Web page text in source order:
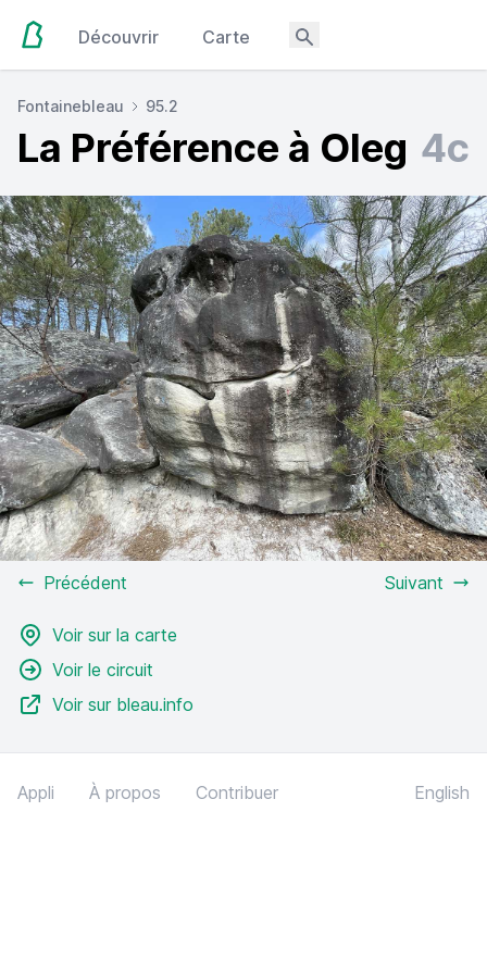
Découvrir Carte
Fontainebleau 95.2
La Préférence à Oleg 4c
Précédent Suivant
Voir sur la carte
Voir le circuit
Voir sur bleau.info
Appli À propos Contribuer English